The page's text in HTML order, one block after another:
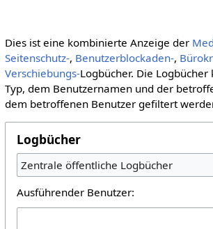
Dies ist eine kombinierte Anzeige der
Seitenschutz-, Benutzerblockaden-,
Verschiebungs-Logbücher. Die
Typ, dem Benutzernamen und der
dem betroffenen Benutzer gefiltert
Logbücher
Zentrale öffentliche Logbücher
Ausführender Benutzer: